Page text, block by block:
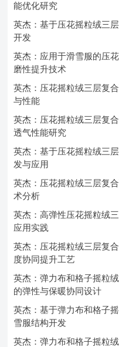
能优化研究
英杰：基于压花摇粒绒三
开发
英杰：应用于滑雪服的压
磨性提升技术
英杰：压花摇粒绒三层复
与性能
英杰：压花摇粒绒三层复
透气性能研究
英杰：基于压花摇粒绒三
发与应用
英杰：压花摇粒绒三层复
术分析
英杰：高弹性压花摇粒绒
应用实践
英杰：压花摇粒绒三层复
度协同提升工艺
英杰：弹力布和格子摇粒
的弹性与保暖协同设计
英杰：基于弹力布和格子
雪服结构开发
英杰：弹力布和格子摇粒